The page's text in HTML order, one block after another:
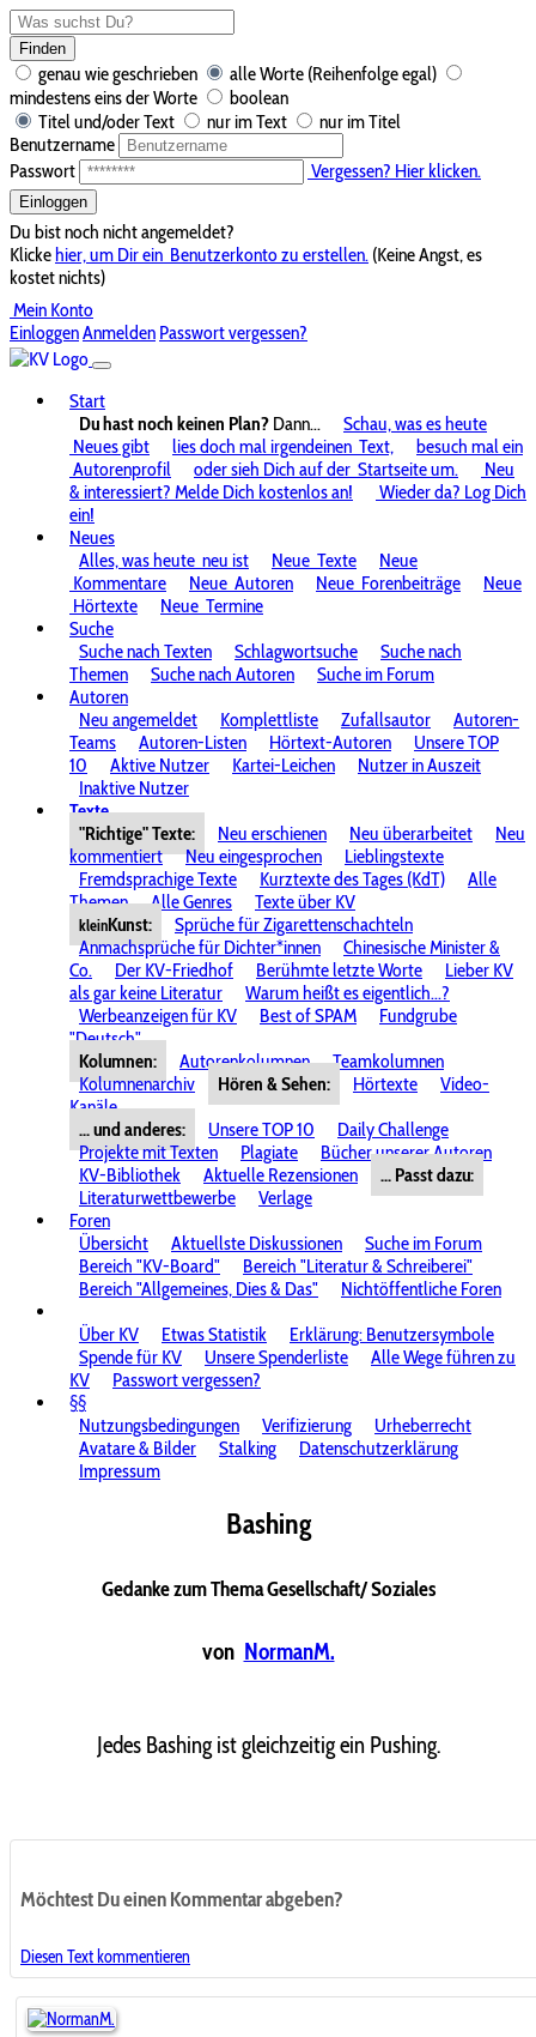
Finden
genau wie geschrieben
alle Worte (Reihenfolge egal)
mindestens eins der Worte
boolean
Titel und/oder Text
nur im Text
nur im Titel
Benutzername
Passwort
Vergessen? Hier klicken.
Einloggen
Du bist noch nicht angemeldet?
Klickehier, um Dir ein Benutzerkonto zu erstellen. (Keine Angst, es
kostet nichts)
Mein Konto
EinloggenAnmelden Passwort vergessen?
Start
Du hast noch keinen Plan? Dann...
Schau, was es heute
Neues gibt
lies doch mal irgendeinen Text,
besuch mal ein
Autorenprofil
oder sieh Dich auf der Startseite um.
Neu
& interessiert? Melde Dich kostenlos an!
Wieder da? Log Dich
ein!
Neues
Alles, was heute neu ist Neue Texte
Neue
Kommentare
Neue Autoren Neue Forenbeiträge
Neue
Hörtexte
Neue Termine
Suche
Suche nach Texten
Schlagwortsuche
Suche nach
Themen
Suche nach Autoren
Suche im Forum
Autoren
Neu angemeldet
Komplettliste Zufallsautor
Autoren-
Teams
Autoren-Listen Hörtext-Autoren
Unsere TOP
10
Aktive Nutzer Kartei-Leichen
Nutzer in Auszeit
Inaktive Nutzer
Texte
"Richtige" Texte:
Neu erschienen Neu überarbeitet
Neu
kommentiert
Neu eingesprochen
Lieblingstexte
Fremdsprachige Texte
Kurztexte des Tages (KdT)
Alle
Themen
Alle Genres Texte über KV
kleinKunst:
Sprüche für Zigarettenschachteln
Anmachsprüche für Dichter*innen
Chinesische Minister &
Co.
Der KV-Friedhof Berühmte letzte Worte
Lieber KV
als gar keine Literatur
Warum heißt es eigentlich...?
Werbeanzeigen für KV
Best of SPAM
Fundgrube
"Deutsch"
Kolumnen:
Autorenkolumnen
Teamkolumnen
Kolumnenarchiv
Hören & Sehen: Hörtexte
Video-
Kanäle
... und anderes:
Unsere TOP 10
Daily Challenge
Projekte mit Texten
Plagiate
Bücher unserer Autoren
KV-Bibliothek
Aktuelle Rezensionen
... Passt dazu:
Literaturwettbewerbe
Verlage
Foren
Übersicht
Aktuellste Diskussionen
Suche im Forum
Bereich "KV-Board"
Bereich "Literatur & Schreiberei"
Bereich "Allgemeines, Dies & Das"
Nichtöffentliche Foren
Über KV
Etwas Statistik
Erklärung: Benutzersymbole
Spende für KV
Unsere Spenderliste
Alle Wege führen zu
KV
Passwort vergessen?
§§
Nutzungsbedingungen
Verifizierung
Urheberrecht
Avatare & Bilder
Stalking
Datenschutzerklärung
Impressum
Bashing
Gedanke zum Thema Gesellschaft/ Soziales
von NormanM.
Jedes Bashing ist gleichzeitig ein Pushing.
Möchtest Du einen Kommentar abgeben?
Diesen Text kommentieren